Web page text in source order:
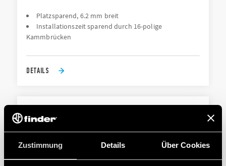
Zustimmung Details Über Cookies
Platzsparend, 6.2 mm breit
Installationszeit sparend durch 16-polige
Kammbrücken
DETAILS